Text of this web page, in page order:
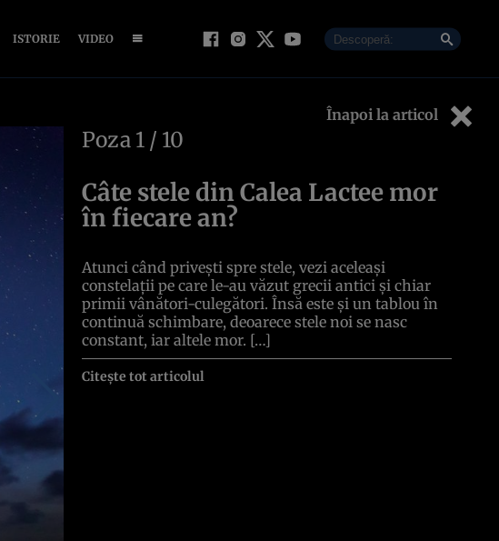
ISTORIE VIDEO
Înapoi la articol
Poza 1 / 10
Câte stele din Calea Lactee mor
în fiecare an?
Atunci când privești spre stele, vezi aceleași
constelații pe care le-au văzut grecii antici și chiar
primii vânători-culegători. Însă este și un tablou în
continuă schimbare, deoarece stele noi se nasc
constant, iar altele mor. […]
Citește tot articolul